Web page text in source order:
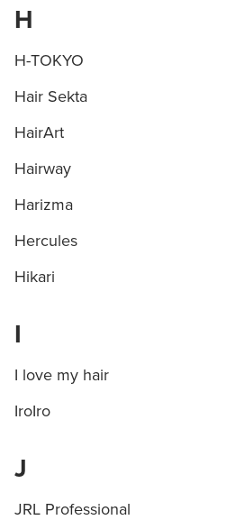
H
H-TOKYO
Hair Sekta
HairArt
Hairway
Harizma
Hercules
Hikari
I
I love my hair
IroIro
J
JRL Professional